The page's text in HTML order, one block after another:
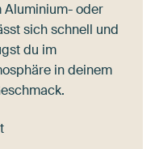
Aluminium- oder
sich schnell und
du im
in deinem